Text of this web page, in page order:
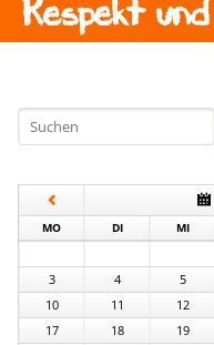
MONTAG DIENSTAG MI
3
4 5
10
11 12
17
18 19